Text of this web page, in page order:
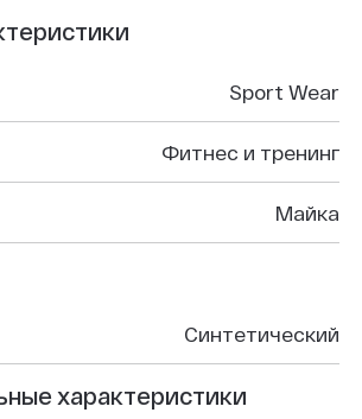
Sport Wear
Фитнес и тренинг
Майка
Синтетический
характеристики